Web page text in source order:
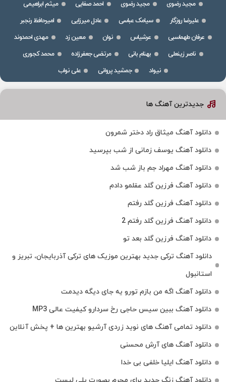
مجید رضوی
مجید رضوی احمد صفایی
میثم ابراهیمی
علیرضا روزگار
سیامک عباسی عادل میرزایی
امیرحافظ رنجبر
عرفان طهماسبی
عرشیاس نوان معین زد
مهدی احمدوند
ناصر زینعلی
بهنام بانی مرتضی جعفرزاده
محمد کجوری
نیواد
جمشید پروانی علی نواب
جدیدترین آهنگ ها
دانلود آهنگ میثاق راد دختر شمرون
دانلود آهنگ یوسف زمانی از شب بپرسید
دانلود آهنگ مهراد جم باز شب شد
دانلود آهنگ فرزین گلد عقلمو دادم
دانلود آهنگ فرزین گلد رفتم
دانلود آهنگ فرزین گلد رفتم 2
دانلود آهنگ فرزین گلد بعد تو
دانلود آهنگ ترکی جدید بهترین موزیک‌ های ترکی آذربایجان، تبریز و
استانبول
دانلود آهنگ اگه من بازم تورو یه جای دیگه دیدمت
دانلود آهنگ ببین سیس حاجی رخ سردارو کیفیت عالی MP3
دانلود تمامی آهنگ های نوید زردی آرشیو بهترین ها + پخش آنلاین
دانلود آهنگ های آرش محسنی
دانلود آهنگ ایلیا خلفی بی خدا